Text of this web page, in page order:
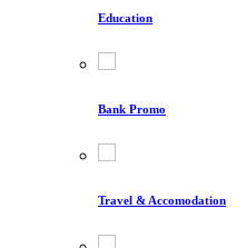
Education
Bank Promo
Travel & Accomodation